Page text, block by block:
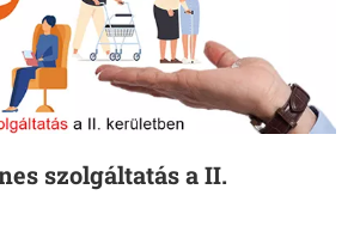
szolgáltatás a II.